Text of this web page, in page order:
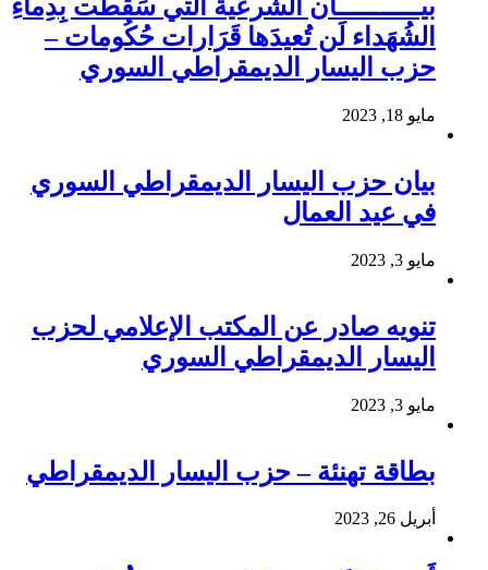
بيـــــــــــان الشَرعية الَتي سَقَطَت بِدِماءِ
الشُهَداء لَن تُعيدَها قَرَارات حُكُومات –
حزب اليسار الديمقراطي السوري
مايو 18, 2023
بيان حزب اليسار الديمقراطي السوري
في عيد العمال
مايو 3, 2023
تنويه صادر عن المكتب الإعلامي لحزب
اليسار الديمقراطي السوري
مايو 3, 2023
بطاقة تهنئة – حزب اليسار الديمقراطي
أبريل 26, 2023